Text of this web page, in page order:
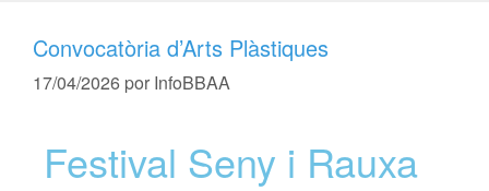
Convocatòria d’Arts Plàstiques
17/04/2026 por InfoBBAA
Festival Seny i Rauxa